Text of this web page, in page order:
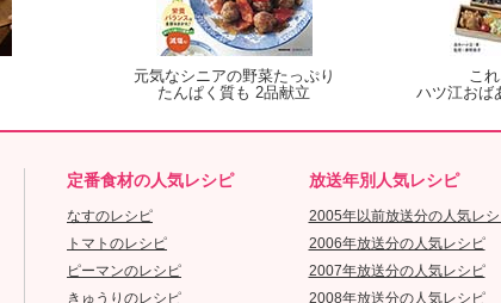
元気なシニアの野菜たっぷり
たんぱく質も 2品献立
こ
ハツ江おば
定番食材の人気レシピ
なすのレシピ
トマトのレシピ
ピーマンのレシピ
きゅうりのレシピ
放送年別人気レシピ
2005年以前放送分の人気レ
2006年放送分の人気レシピ
2007年放送分の人気レシピ
2008年放送分の人気レシピ